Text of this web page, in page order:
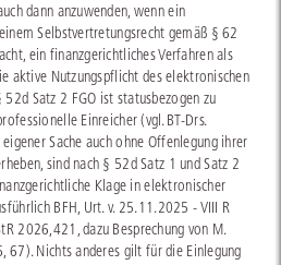
dann anzuwenden, wenn ein
Selbstvertretungsrecht gemäß § 62
ein finanzgerichtliches Verfahren als
aktive Nutzungspflicht des elektronischen
52d Satz 2 FGO ist statusbezogen zu
Einreicher (vgl.BT-Drs.
eigener Sache auch ohne Offenlegung ihrer
sind nach § 52d Satz 1 und Satz 2
Klage in elektronischer
BFH, Urt. v. 25.11.2025 - VIII R
2026,421, dazu Besprechung von M.
67). Nichts anderes gilt für die Einlegung